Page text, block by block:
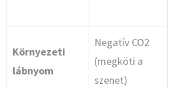
Környezeti
lábnyom
Negatív CO2
(megköti a
szenet)